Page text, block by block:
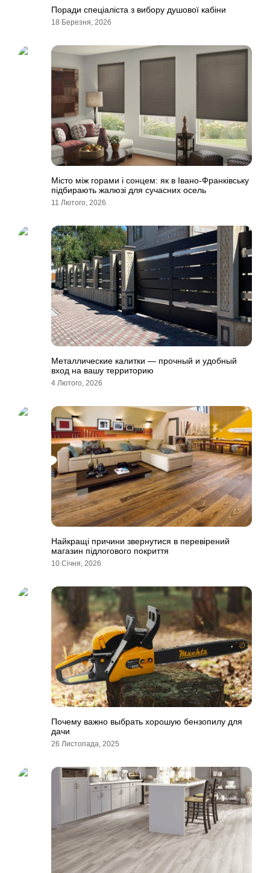
Поради спеціаліста з вибору душової кабіни
18 Березня, 2026
Місто між горами і сонцем: як в Івано-Франківську
підбирають жалюзі для сучасних осель
11 Лютого, 2026
Металлические калитки — прочный и удобный
вход на вашу территорию
4 Лютого, 2026
Найкращі причини звернутися в перевірений
магазин підлогового покриття
10 Січня, 2026
Почему важно выбрать хорошую бензопилу для
дачи
26 Листопада, 2025